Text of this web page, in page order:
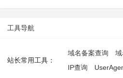
工具导航
站长常用工具：
域名备案查询
IP查询